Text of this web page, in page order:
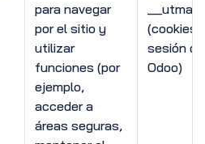
para navegar
por el sitio y
utilizar
funciones (por
ejemplo,
acceder a
áreas seguras,
__utma
(cookies
sesión de
Odoo)